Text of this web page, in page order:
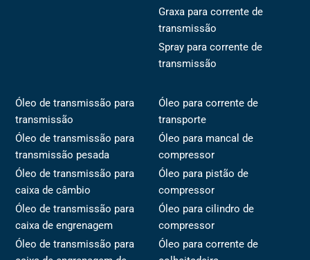
Graxa para corrente de
transmissão
Spray para corrente de
transmissão
Óleo de transmissão para
transmissão
Óleo de transmissão para
transmissão pesada
Óleo de transmissão para
caixa de câmbio
Óleo de transmissão para
caixa de engrenagem
Óleo de transmissão para
Óleo para corrente de
transporte
Óleo para mancal de
compressor
Óleo para pistão de
compressor
Óleo para cilindro de
compressor
Óleo para corrente de